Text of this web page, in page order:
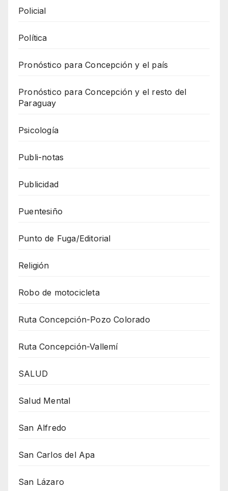
Policial
Política
Pronóstico para Concepción y el país
Pronóstico para Concepción y el resto del
Paraguay
Psicología
Publi-notas
Publicidad
Puentesiño
Punto de Fuga/Editorial
Religión
Robo de motocicleta
Ruta Concepción-Pozo Colorado
Ruta Concepción-Vallemí
SALUD
Salud Mental
San Alfredo
San Carlos del Apa
San Lázaro